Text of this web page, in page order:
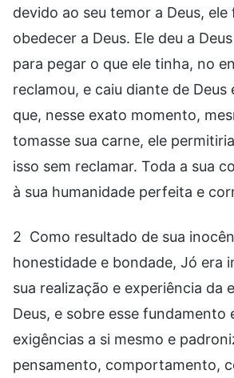
devido ao seu temor a Deus,
obedecer a Deus. Ele deu a
para pegar o que ele tinha, no
reclamou, e caiu diante de Deus
que, nesse exato momento,
tomasse sua carne, ele
isso sem reclamar. Toda a sua
à sua humanidade perfeita e
2 Como resultado de sua
honestidade e bondade, Jó era
sua realização e experiência da
Deus, e sobre esse fundamento
exigências a si mesmo e
pensamento, comportamento,